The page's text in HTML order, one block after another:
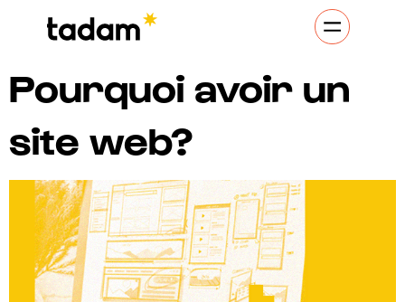
Pourquoi avoir un
site web?